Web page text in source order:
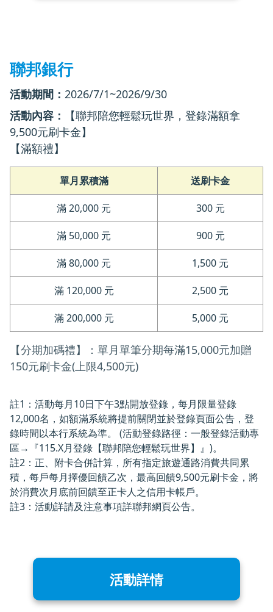
聯邦銀行
活動期間： 2026/7/1~2026/9/30
活動內容：
【聯邦陪您輕鬆玩世界，登錄滿額拿
9,500元刷卡金】
【滿額禮】
單月累積滿 送刷卡金
滿 20,000 元 300 元
滿 50,000 元 900 元
滿 80,000 元 1,500 元
滿 120,000 元 2,500 元
滿 200,000 元 5,000 元
【分期加碼禮】：單月單筆分期每滿15,000元加贈
150元刷卡金(上限4,500元)
註1：活動每月10日下午3點開放登錄，每月限量登錄
12,000名，如額滿系統將提前關閉並於登錄頁面公告，登
錄時間以本行系統為準。 (活動登錄路徑：一般登錄活動專
區→『115.X月登錄【聯邦陪您輕鬆玩世界】』)。
註2：正、附卡合併計算，所有指定旅遊通路消費共同累
積，每戶每月擇優回饋乙次，最高回饋9,500元刷卡金，將
於消費次月底前回饋至正卡人之信用卡帳戶。
註3：活動詳請及注意事項詳聯邦網頁公告。
活動詳情